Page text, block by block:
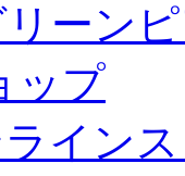
ーン
ップ
イン